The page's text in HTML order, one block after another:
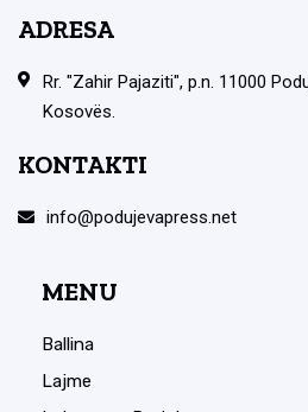
ADRESA
Rr. "Zahir Pajaziti", p.n. 11000
Kosovës.
KONTAKTI
info@podujevapress.net
MENU
Ballina
Lajme